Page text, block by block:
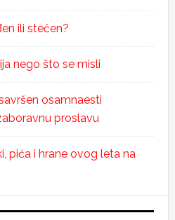
ili stečen?
nego što se misli
osamnaesti
proslavu
pića i hrane ovog leta na